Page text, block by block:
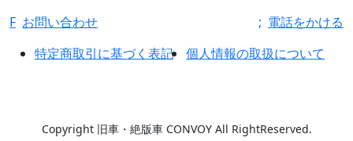
F お問い合わせ ; 電話をかける
特定商取引に基づく表記
個人情報の取扱について
Copyright 旧車・絶版車 CONVOY All RightReserved.